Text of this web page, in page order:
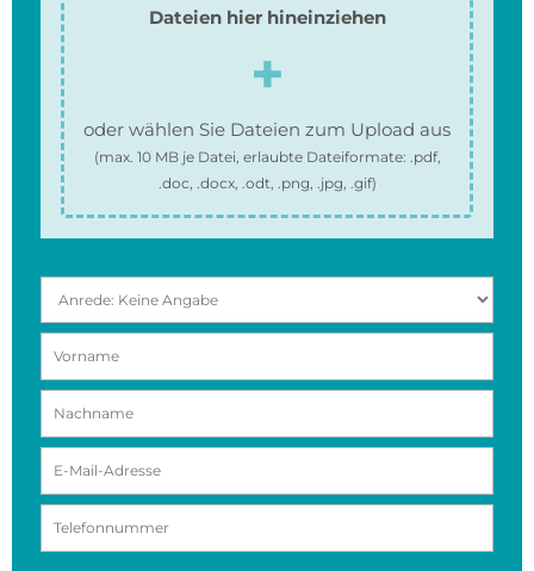
Dateien hier hineinziehen
oder wählen Sie Dateien zum Upload aus
(max. 10 MBje Datei, erlaubte Dateiformate: .pdf,
.doc, .docx, .odt, .png, .jpg, .gif)